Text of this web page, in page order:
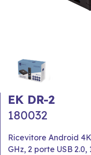
EK DR-2
180032
Ricevitore Android
GHz, 2 porte USB